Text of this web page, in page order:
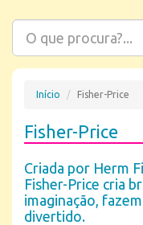
Início Fisher-Price
Fisher-Price
Criada por Herm
Fisher-Price cria
imaginação,
divertido.